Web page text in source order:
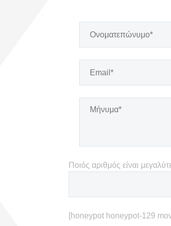
Ποιός αριθμός είναι
[honeypot honeypot-129